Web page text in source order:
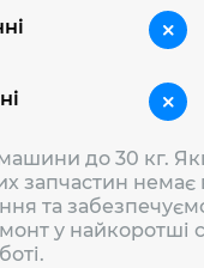
до 30 кг.
запчастин немає
та
у найкоротші